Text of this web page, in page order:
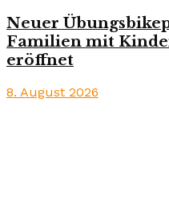
Neuer
Familien mit
eröffnet
8. August 2026